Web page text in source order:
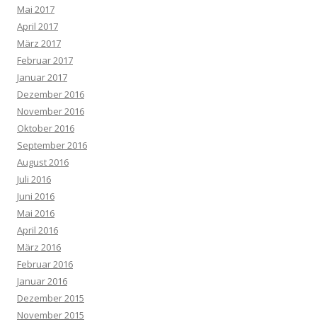
Mai 2017
April 2017
März 2017
Februar 2017
Januar 2017
Dezember 2016
November 2016
Oktober 2016
September 2016
August 2016
Juli 2016
Juni 2016
Mai 2016
April 2016
März 2016
Februar 2016
Januar 2016
Dezember 2015
November 2015